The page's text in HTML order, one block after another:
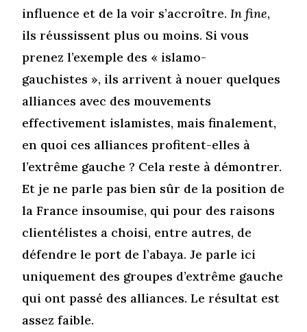
influence et de la voir s’accroître.In fine,
ils réussissent plus ou moins. Si vous
prenez l’exemple des « islamo-
gauchistes », ils arrivent à nouer quelques
alliances avec des mouvements
effectivement islamistes, mais finalement,
en quoi ces alliances profitent-elles à
l’extrême gauche ? Cela reste à démontrer.
Et je ne parle pas bien sûr de la position de
la France insoumise, qui pour des raisons
clientélistes a choisi, entre autres, de
défendre le port de l’abaya. Je parle ici
uniquement des groupes d’extrême gauche
qui ont passé des alliances. Le résultat est
assez faible.